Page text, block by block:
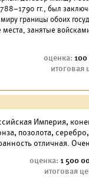
гг., был
границы обоих
занятые
Империя,
позолота,
отличная.
1 500